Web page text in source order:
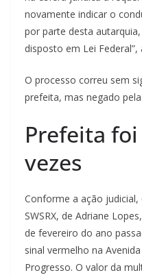
novamente indicar o
por parte desta
disposto em Lei
O processo correu sem
prefeita, mas negado pela
Prefeita
vezes
Conforme a ação
SWSRX, de Adriane
de fevereiro do ano
sinal vermelho na
Progresso. O valor da